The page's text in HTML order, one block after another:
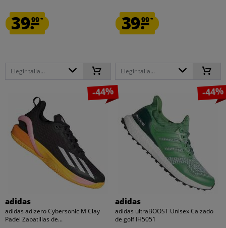
39.99*
Elegir talla...
39.99*
Elegir talla...
-44%
adidas
adidas adizero Cybersonic M Clay
Padel Zapatillas de...
-44%
adidas
adidas ultraBOOST Unisex Calzado
de golf IH5051